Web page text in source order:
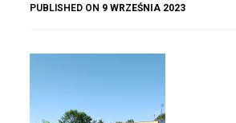
PUBLISHED ON 9 WRZEŚNIA 2023